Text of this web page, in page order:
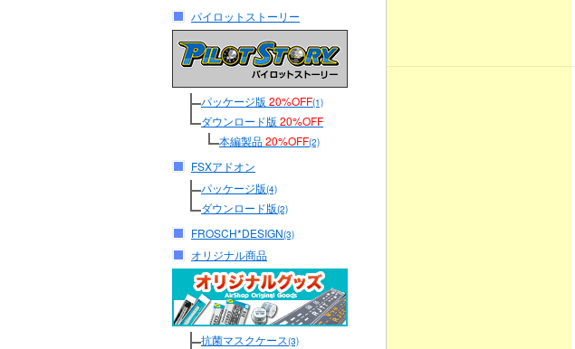
パイロットストーリー
パッケージ版 20%OFF(1)
ダウンロード版 20%OFF
本編製品20%OFF(2)
FSXアドオン
パッケージ版(4)
ダウンロード版(2)
FROSCH*DESIGN(3)
オリジナル商品
抗菌マスクケース(3)